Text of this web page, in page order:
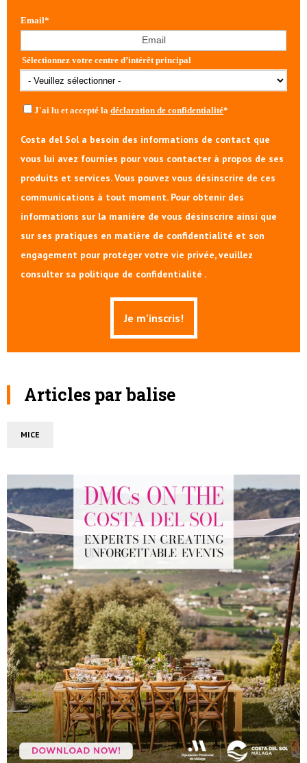
Email*
Sélectionnez votre centre d’intérêt principal
J'ai lu et accepté la déclaration de confidentialité*
Costa del Sol a besoin des informations de contact que
vous lui avez fournies pour vous contacter à propos de ses
produits et services. Vous pouvez vous désinscrire de ces
communications à tout moment. Pour obtenir des
informations sur la manière de vous désinscrire ainsi que
sur ses pratiques en matière de confidentialité et son
engagement pour protéger votre vie privée, veuillez
consulter sa politique de confidentialité .
Articles par balise
MICE